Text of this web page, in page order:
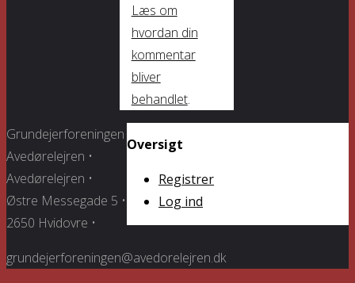
Læs om
hvordan din
kommentar
bliver
behandlet.
Oversigt
Registrer
Log ind
Grundejerforeningen
Avedørelejren •
Avedørelejren •
Østre Messegade 5 •
2650 Hvidovre •
grundejerforeningen@avedorelejren.dk